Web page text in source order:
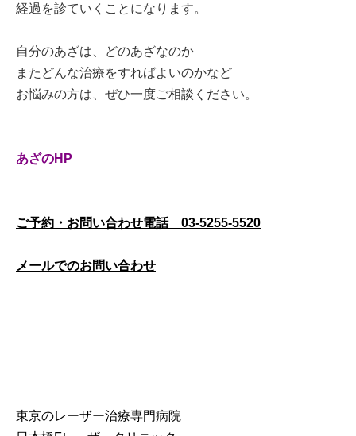
経過を診ていくことになります。
自分のあざは、どのあざなのか
またどんな治療をすればよいのかなど
お悩みの方は、ぜひ一度ご相談ください。
あざのHP
ご予約・お問い合わせ電話 03-5255-5520
メールでのお問い合わせ
東京のレーザー治療専門病院